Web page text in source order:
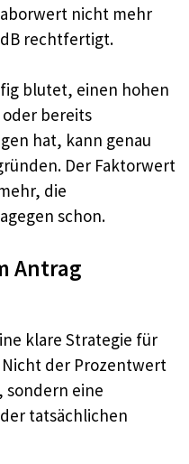
nicht mehr
rechtfertigt.
blutet, einen hohen
bereits
hat, kann genau
Der Faktorwert
die
schon.
Antrag
klare Strategie für
der Prozentwert
sondern eine
tatsächlichen